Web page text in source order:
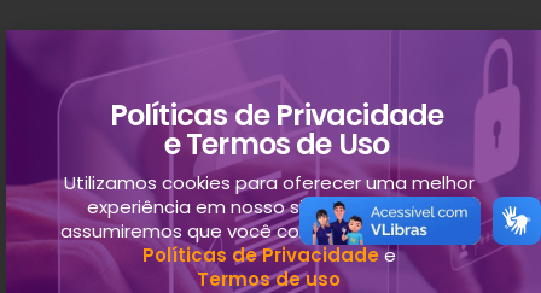
Políticas de Privacidade
e Termos de Uso
Utilizamos cookies para oferecer uma melhor
experiência em nosso site. Ao continuar,
assumiremos que você concorda com nossas
Políticas de Privacidadee
Termos de uso